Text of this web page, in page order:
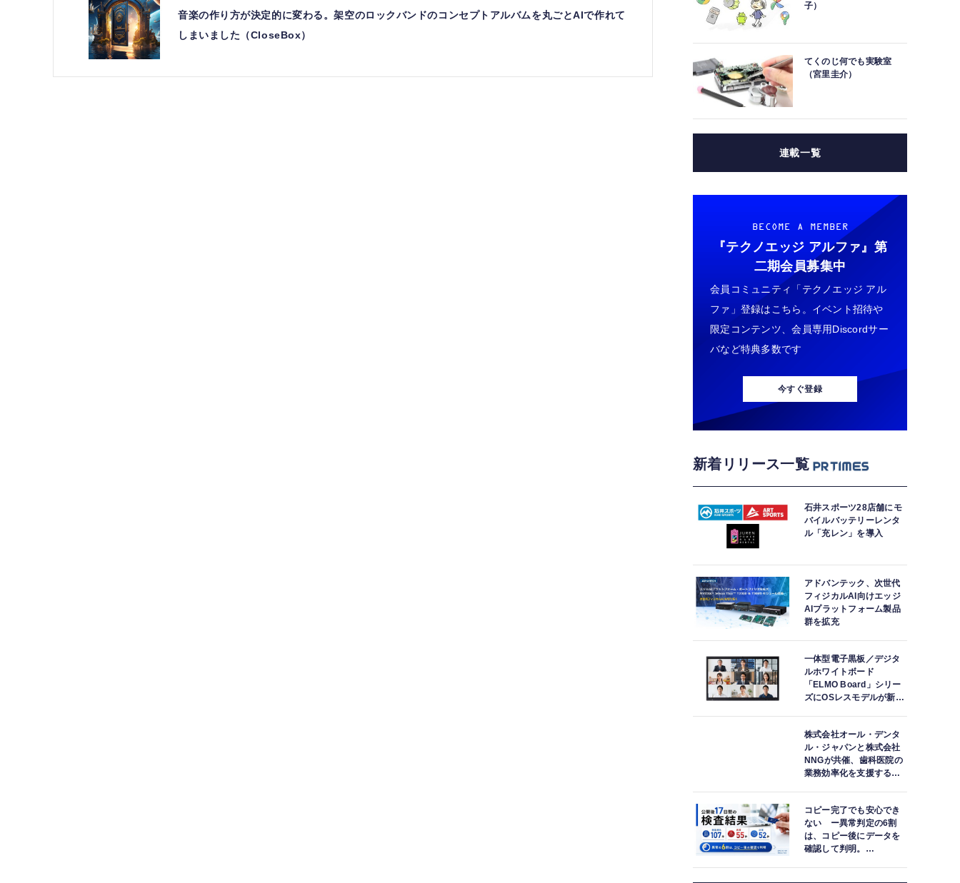
音楽の作り方が決定的に変わる。架空のロックバンドのコンセプトアルバムを丸ごとAIで作れて
しまいました（CloseBox）
子）
てくのじ何でも実験室
（宮里圭介）
連載一覧
BECOME A MEMBER
『テクノエッジ アルファ』 第
二期会員募集中
会員コミュニティ「テクノエッジ アル
ファ」登録はこちら。イベント招待や
限定コンテンツ、会員専用Discordサー
バなど特典多数です
今すぐ登録
新着リリース一覧
石井スポーツ28店舗にモ
バイルバッテリーレンタ
ル「充レン」を導入
アドバンテック、次世代
フィジカルAI向けエッジ
AIプラットフォーム製品
群を拡充
一体型電子黒板／デジタ
ルホワイトボード
「ELMO Board」シリー
ズにOSレスモデルが新登
株式会社オール・デンタ
ル・ジャパンと株式会社
NNGが共催、歯科医院の
業務効率化を支援する院
紹介
コピー完了でも安心でき
ない ー異常判定の6割
は、コピー後にデータを
確認して判明。